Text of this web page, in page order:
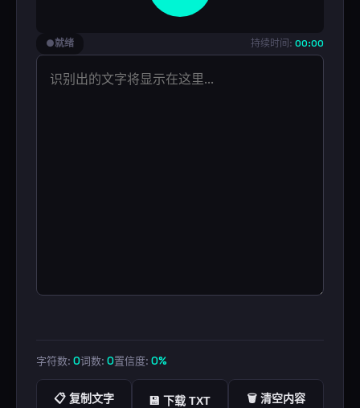
●就绪 持续时间: 00:00
字符数: 0词数: 0置信度: 0%
📋 复制文字 💾 下载 TXT 🗑️ 清空内容